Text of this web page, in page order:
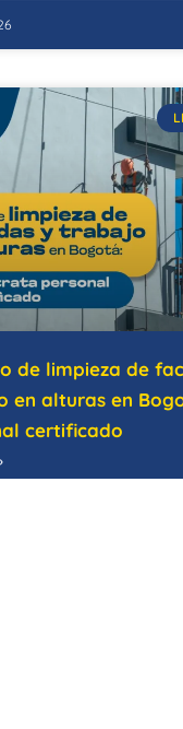
de limpieza de
en alturas en
certificado